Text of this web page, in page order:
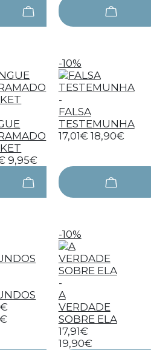
9,95€
-10%
-
FALSA
TESTEMUNHA
17,01€ 18,90€
-10%
-
A
VERDADE
SOBRE ELA
17,91€
19,90€